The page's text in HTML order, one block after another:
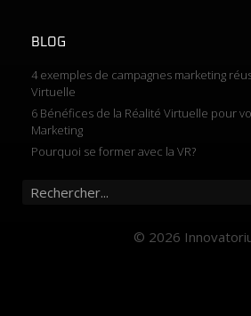
BLOG
4 exemples de campagnes marketing
Virtuelle
6 Bénéfices de la Réalité Virtuelle pour
Marketing
Pourquoi se former avec la VR?
© 2026